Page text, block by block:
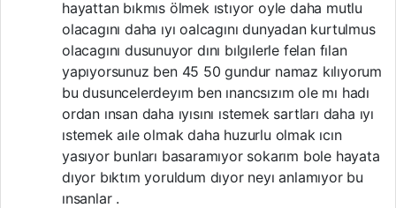
hayattan bıkmıs ölmek ıstıyor oyle daha mutlu
olacagını daha ıyı oalcagını dunyadan kurtulmus
olacagını dusunuyor dını bılgılerle felan fılan
yapıyorsunuz ben 45 50 gundur namaz kılıyorum
bu dusuncelerdeyım ben ınancsızım ole mı hadı
ordan ınsan daha ıyısını ıstemek sartları daha ıyı
ıstemek aıle olmak daha huzurlu olmak ıcın
yasıyor bunları basaramıyor sokarım bole hayata
dıyor bıktım yoruldum dıyor neyı anlamıyor bu
ınsanlar .